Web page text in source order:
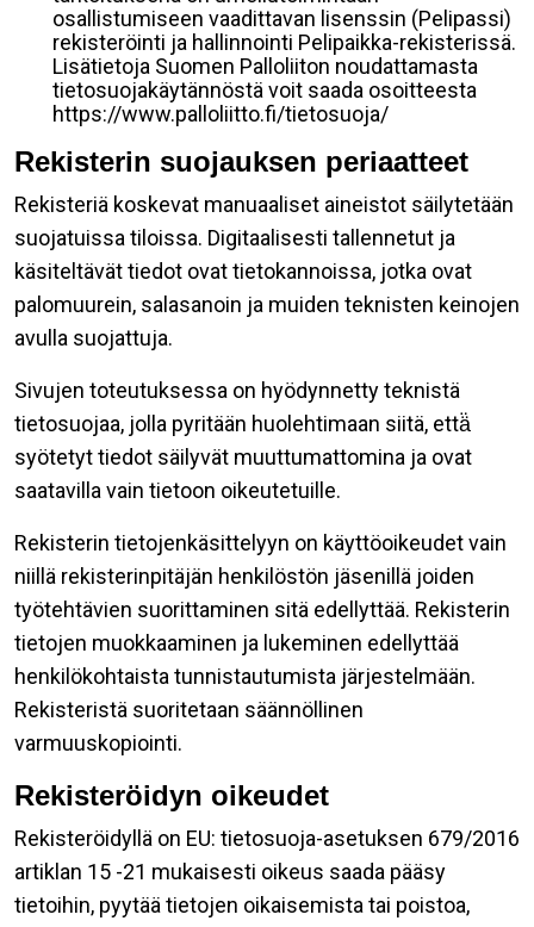
osallistumiseen vaadittavan lisenssin (Pelipassi)
rekisteröinti ja hallinnointi Pelipaikka-rekisterissä.
Lisätietoja Suomen Palloliiton noudattamasta
tietosuojakäytännöstä voit saada osoitteesta
https://www.palloliitto.fi/tietosuoja/
Rekisterin suojauksen periaatteet
Rekisteriä koskevat manuaaliset aineistot säilytetään
suojatuissa tiloissa. Digitaalisesti tallennetut ja
käsiteltävät tiedot ovat tietokannoissa, jotka ovat
palomuurein, salasanoin ja muiden teknisten keinojen
avulla suojattuja.
Sivujen toteutuksessa on hyödynnetty teknistä
tietosuojaa, jolla pyritään huolehtimaan siitä, että̈
syötetyt tiedot säilyvät muuttumattomina ja ovat
saatavilla vain tietoon oikeutetuille.
Rekisterin tietojenkäsittelyyn on käyttöoikeudet vain
niillä rekisterinpitäjän henkilöstön jäsenillä joiden
työtehtävien suorittaminen sitä edellyttää. Rekisterin
tietojen muokkaaminen ja lukeminen edellyttää
henkilökohtaista tunnistautumista järjestelmään.
Rekisteristä suoritetaan säännöllinen
varmuuskopiointi.
Rekisteröidyn oikeudet
Rekisteröidyllä on EU: tietosuoja-asetuksen 679/2016
artiklan 15 -21 mukaisesti oikeus saada pääsy
tietoihin, pyytää tietojen oikaisemista tai poistoa,